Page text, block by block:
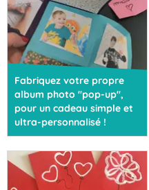
Fabriquez votre propre
album photo "pop-up",
pour un cadeau simple et
ultra-personnalisé !